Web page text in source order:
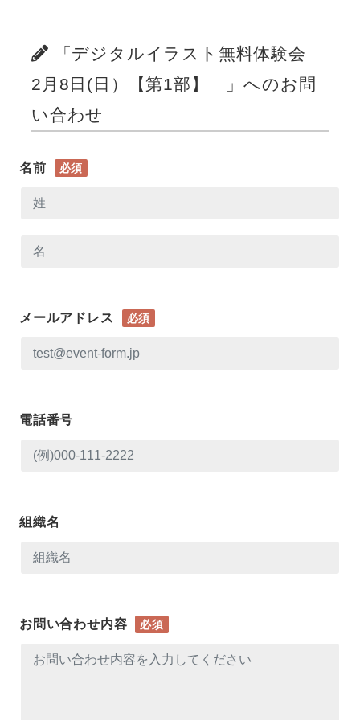
「デジタルイラスト無料体験会
2月8日(日）【第1部】 」へのお問
い合わせ
名前 必須
メールアドレス 必須
電話番号
組織名
お問い合わせ内容 必須